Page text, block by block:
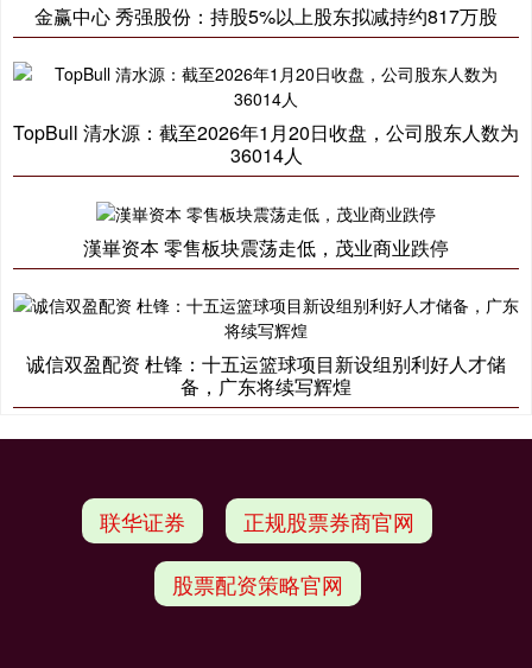
金赢中心 秀强股份：持股5%以上股东拟减持约817万股
TopBull 清水源：截至2026年1月20日收盘，公司股东人数为
36014人
漢崋资本 零售板块震荡走低，茂业商业跌停
诚信双盈配资 杜锋：十五运篮球项目新设组别利好人才储
备，广东将续写辉煌
联华证券 正规股票券商官网
股票配资策略官网